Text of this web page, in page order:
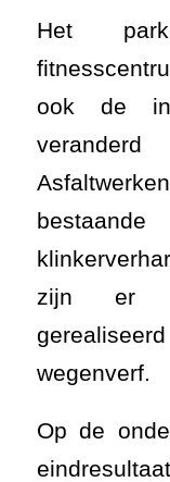
Het
ook de
zijn er
wegenverf.
Op de